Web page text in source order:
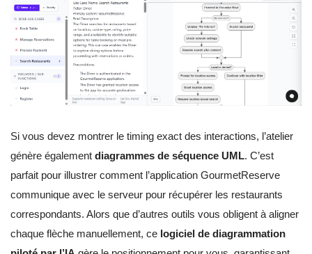
Si vous devez montrer le timing exact des interactions, l’atelier
génère également diagrammes de séquence UML. C’est
parfait pour illustrer comment l’application GourmetReserve
communique avec le serveur pour récupérer les restaurants
correspondants. Alors que d’autres outils vous obligent à aligner
chaque flèche manuellement, ce logiciel de diagrammation